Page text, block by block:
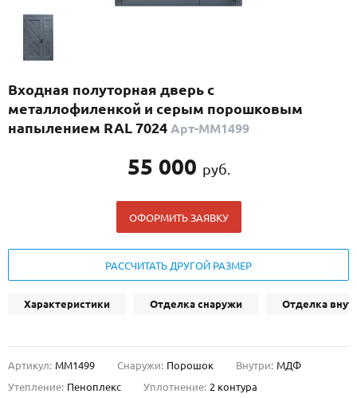
С реечным дизайном(29)
ПО НАЗНАЧЕНИЮ
ПО КОНСТРУКЦИИ
О НАС
Входная полуторная дверь с
металлофиленкой и серым порошковым
напылением RAL 7024 Арт-ММ1499
55 000 руб.
ОФОРМИТЬ ЗАЯВКУ
РАССЧИТАТЬ ДРУГОЙ РАЗМЕР
Характеристики Отделка снаружи Отделка
Артикул: ММ1499 Снаружи: Порошок Внутри: МДФ
Утепление: Пеноплекс Уплотнение: 2 контура